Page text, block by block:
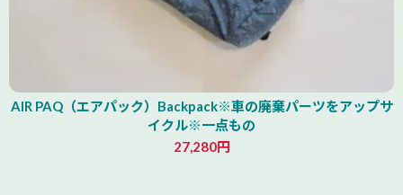
AIR PAQ（エアパック）Backpack※車の廃棄パーツをアップサ
イクル※一点もの
27,280円